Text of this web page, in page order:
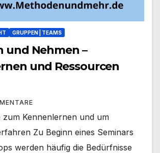
GRUPPEN | TEAMS
und Nehmen –
und Ressourcen
zum Kennenlernen und um
Zu Beginn eines Seminars
werden häufig die Bedürfnisse